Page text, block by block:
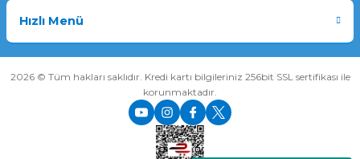
Hızlı Menü
2026 © Tüm hakları saklıdır. Kredi kartı bilgileriniz 256bit SSL sertifikası ile
korunmaktadır.